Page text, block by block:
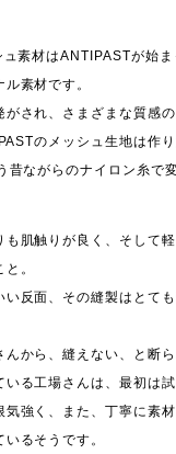
素材はANTIPASTが始ま
素材です。
され、さまざまな質感
のメッシュ生地は作
昔ながらのナイロン糸で
肌触りが良く、そして
。
反面、その縫製はとて
から、縫えない、と断
いる工場さんは、最初は
強く、また、丁寧に素
るそうです。